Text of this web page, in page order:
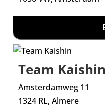
Team Kaishin
Amsterdamweg 11
1324 RL, Almere